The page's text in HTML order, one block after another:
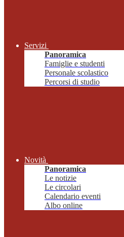
Servizi
Panoramica
Famiglie e studenti
Personale scolastico
Percorsi di studio
Novità
Panoramica
Le notizie
Le circolari
Calendario eventi
Albo online